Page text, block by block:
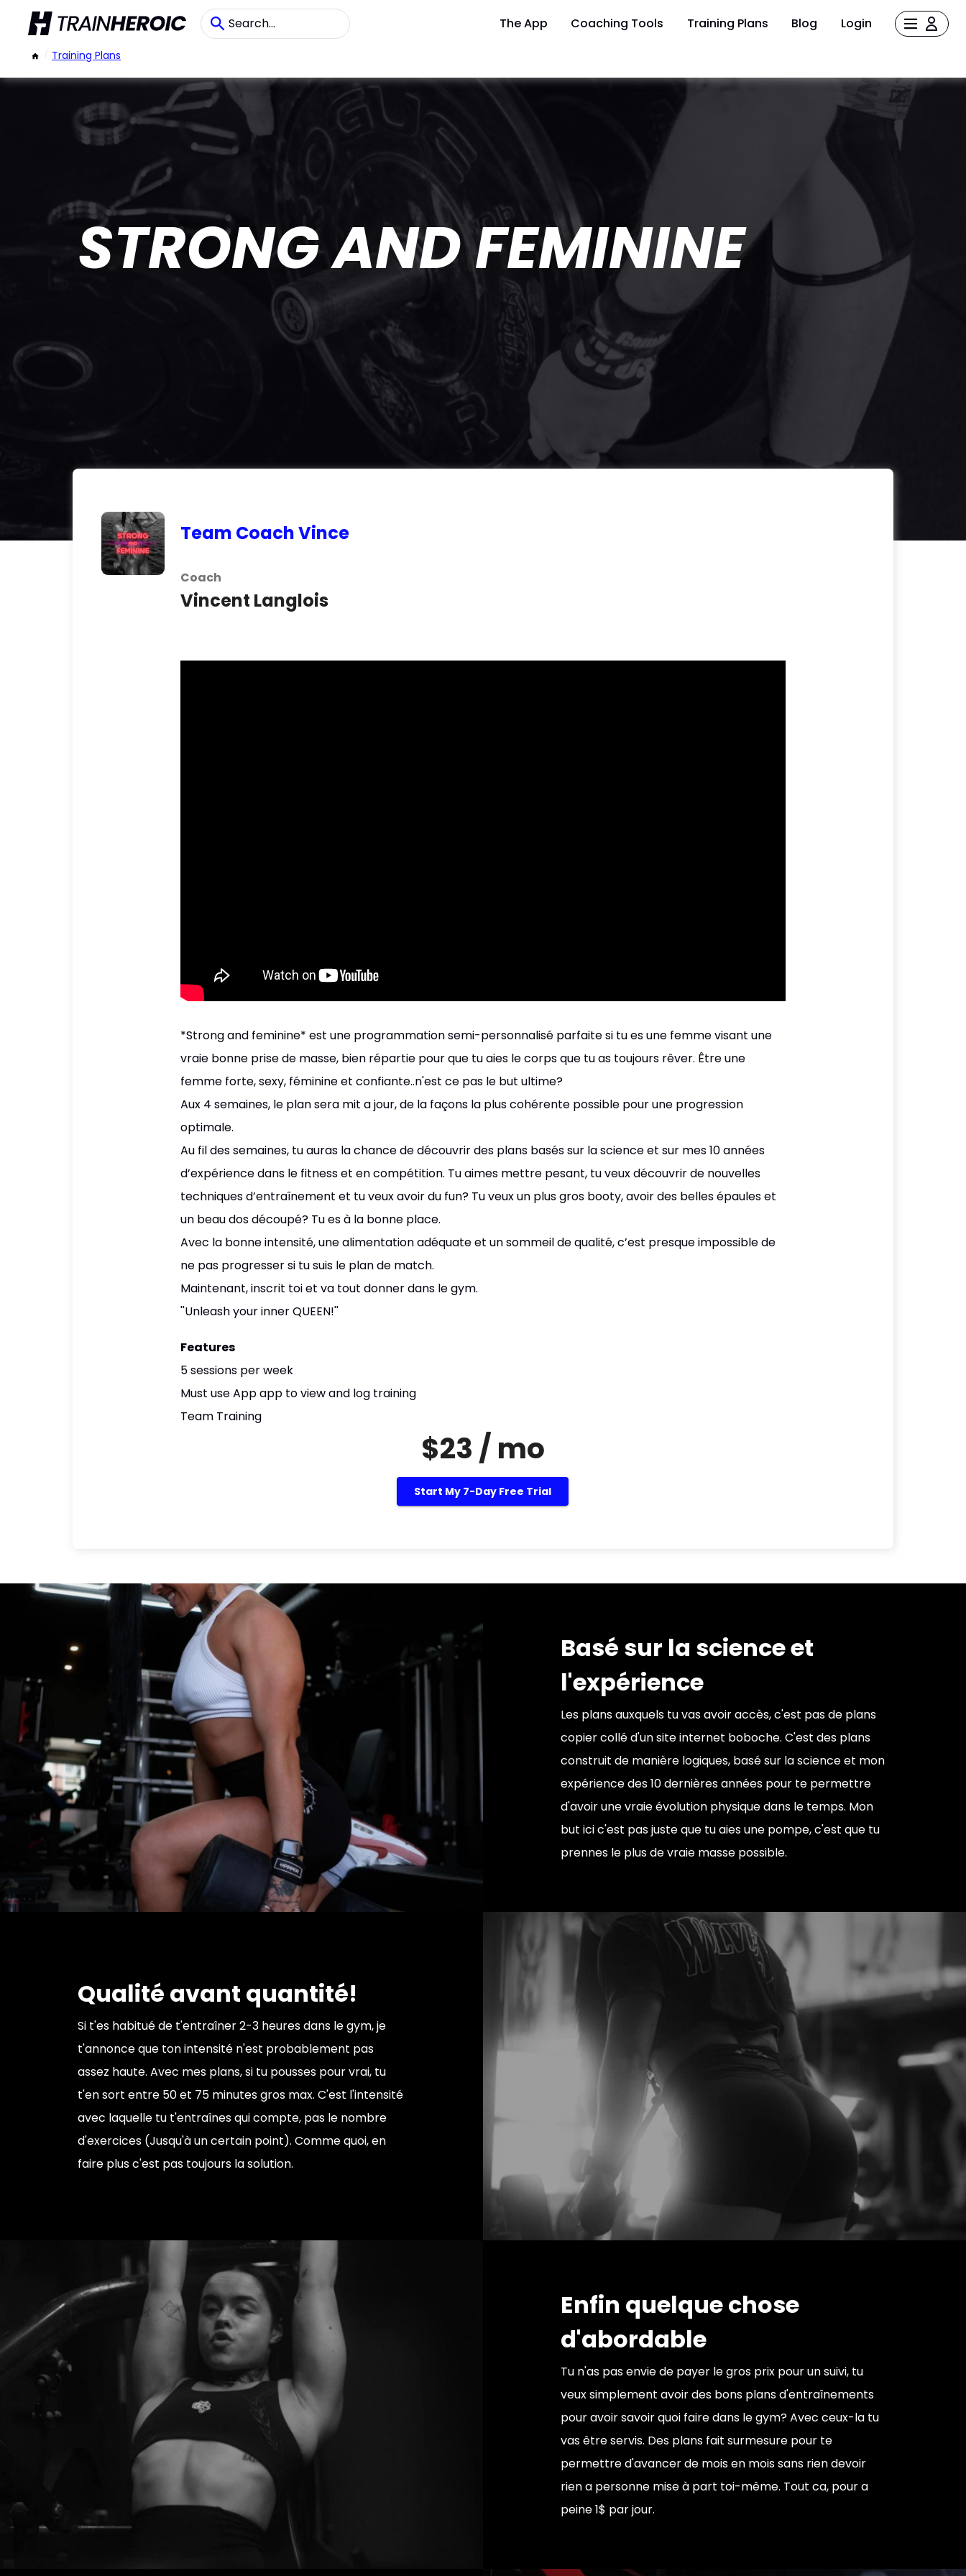
The App Coaching Tools Training Plans Blog Login
/ Training Plans
STRONG AND FEMININE
Team Coach Vince
Coach
Vincent Langlois
*Strong and feminine* est une programmation semi-personnalisé parfaite si tu es une femme visant une
vraie bonne prise de masse, bien répartie pour que tu aies le corps que tu as toujours rêver. Être une
femme forte, sexy, féminine et confiante..n'est ce pas le but ultime?
Aux 4 semaines, le plan sera mit a jour, de la façons la plus cohérente possible pour une progression
optimale.
Au fil des semaines, tu auras la chance de découvrir des plans basés sur la science et sur mes 10 années
d’expérience dans le fitness et en compétition. Tu aimes mettre pesant, tu veux découvrir de nouvelles
techniques d’entraînement et tu veux avoir du fun? Tu veux un plus gros booty, avoir des belles épaules et
un beau dos découpé? Tu es à la bonne place.
Avec la bonne intensité, une alimentation adéquate et un sommeil de qualité, c’est presque impossible de
ne pas progresser si tu suis le plan de match.
Maintenant, inscrit toi et va tout donner dans le gym.
''Unleash your inner QUEEN!''
Features
5 sessions per week
Must use App app to view and log training
Team Training
$23 / mo
Start My 7-Day Free Trial
Basé sur la science et
l'expérience
Les plans auxquels tu vas avoir accès, c'est pas de plans
copier collé d'un site internet boboche. C'est des plans
construit de manière logiques, basé sur la science et mon
expérience des 10 dernières années pour te permettre
d'avoir une vraie évolution physique dans le temps. Mon
but ici c'est pas juste que tu aies une pompe, c'est que tu
prennes le plus de vraie masse possible.
Qualité avant quantité!
Si t'es habitué de t'entraîner 2-3 heures dans le gym, je
t'annonce que ton intensité n'est probablement pas
assez haute. Avec mes plans, si tu pousses pour vrai, tu
t'en sort entre 50 et 75 minutes gros max. C'est l'intensité
avec laquelle tu t'entraînes qui compte, pas le nombre
d'exercices (Jusqu'à un certain point). Comme quoi, en
faire plus c'est pas toujours la solution.
Enfin quelque chose
d'abordable
Tu n'as pas envie de payer le gros prix pour un suivi, tu
veux simplement avoir des bons plans d'entraînements
pour avoir savoir quoi faire dans le gym? Avec ceux-la tu
vas être servis. Des plans fait surmesure pour te
permettre d'avancer de mois en mois sans rien devoir
rien a personne mise à part toi-même. Tout ca, pour a
peine 1$ par jour.